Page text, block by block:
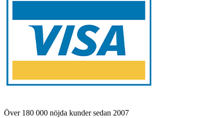
Över 180 000 nöjda kunder sedan 2007